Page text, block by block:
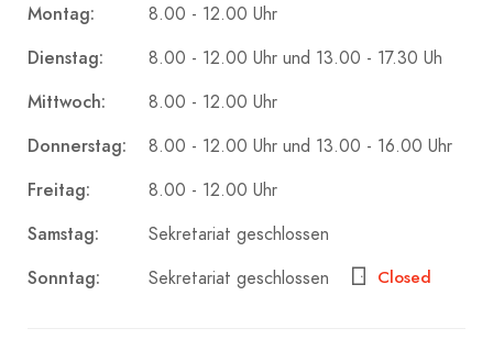
Montag: 8.00 - 12.00 Uhr
Dienstag: 8.00 - 12.00 Uhr und 13.00 - 17.30 Uh
Mittwoch: 8.00 - 12.00 Uhr
Donnerstag: 8.00 - 12.00 Uhr und 13.00 - 16.00 Uhr
Freitag: 8.00 - 12.00 Uhr
Samstag: Sekretariat geschlossen
Sonntag: Sekretariat geschlossen Closed